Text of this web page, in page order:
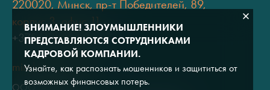
220020, Минск, пр-т Победителей, 89,
корпус 3, офис 11
+375 (17) 334 80 07
minsk@adviros.by
ООО "Адвирос"
ВНИМАНИЕ! ЗЛОУМЫШЛЕННИКИ
ПРЕДСТАВЛЯЮТСЯ СОТРУДНИКАМИ
КАДРОВОЙ КОМПАНИИ.
Узнайте, как распознать мошенников и защититься от
возможных финансовых потерь.